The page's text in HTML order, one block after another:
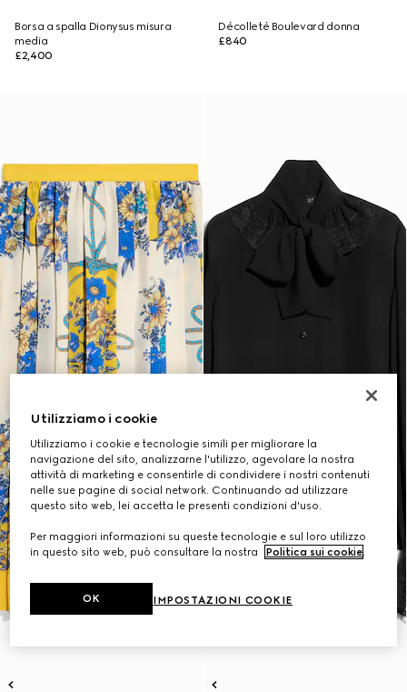
Borsa a spalla Dionysus misura
media
£2,400
Décolleté Boulevard donna
£840
Utilizziamo i cookie
Utilizziamo i cookie e tecnologie simili per migliorare la
navigazione del sito, analizzarne l'utilizzo, agevolare la nostra
attività di marketing e consentirle di condividere i nostri contenuti
nelle sue pagine di social network. Continuando ad utilizzare
questo sito web, lei accetta le presenti condizioni d'uso.
Per maggiori informazioni su queste tecnologie e sul loro utilizzo
in questo sito web, può consultare la nostra
Politica sui cookie.
IMPOSTAZIONI COOKIE
OK